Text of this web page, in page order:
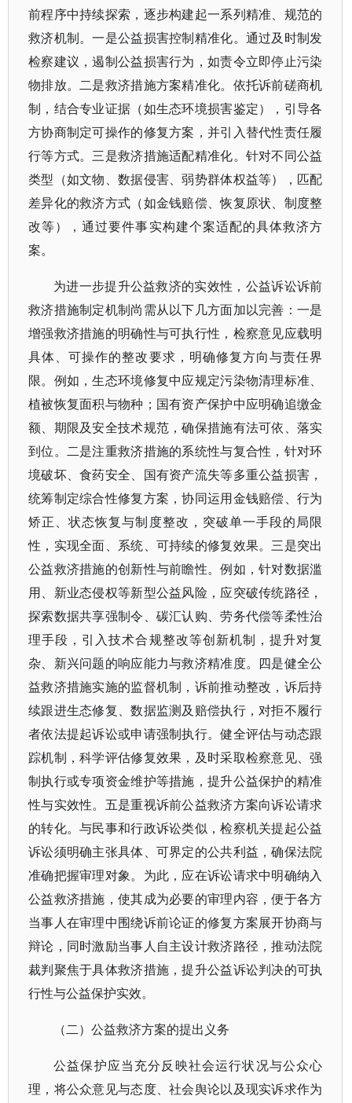
前程序中持续探索，逐步构建起一系列精准、规范的
救济机制。一是公益损害控制精准化。通过及时制发
检察建议，遏制公益损害行为，如责令立即停止污染
物排放。二是救济措施方案精准化。依托诉前磋商机
制，结合专业证据（如生态环境损害鉴定），引导各
方协商制定可操作的修复方案，并引入替代性责任履
行等方式。三是救济措施适配精准化。针对不同公益
类型（如文物、数据侵害、弱势群体权益等），匹配
差异化的救济方式（如金钱赔偿、恢复原状、制度整
改等），通过要件事实构建个案适配的具体救济方
案。
为进一步提升公益救济的实效性，公益诉讼诉前
救济措施制定机制尚需从以下几方面加以完善：一是
增强救济措施的明确性与可执行性，检察意见应载明
具体、可操作的整改要求，明确修复方向与责任界
限。例如，生态环境修复中应规定污染物清理标准、
植被恢复面积与物种；国有资产保护中应明确追缴金
额、期限及安全技术规范，确保措施有法可依、落实
到位。二是注重救济措施的系统性与复合性，针对环
境破坏、食药安全、国有资产流失等多重公益损害，
统筹制定综合性修复方案，协同运用金钱赔偿、行为
矫正、状态恢复与制度整改，突破单一手段的局限
性，实现全面、系统、可持续的修复效果。三是突出
公益救济措施的创新性与前瞻性。例如，针对数据滥
用、新业态侵权等新型公益风险，应突破传统路径，
探索数据共享强制令、碳汇认购、劳务代偿等柔性治
理手段，引入技术合规整改等创新机制，提升对复
杂、新兴问题的响应能力与救济精准度。四是健全公
益救济措施实施的监督机制，诉前推动整改，诉后持
续跟进生态修复、数据监测及赔偿执行，对拒不履行
者依法提起诉讼或申请强制执行。健全评估与动态跟
踪机制，科学评估修复效果，及时采取检察意见、强
制执行或专项资金维护等措施，提升公益保护的精准
性与实效性。五是重视诉前公益救济方案向诉讼请求
的转化。与民事和行政诉讼类似，检察机关提起公益
诉讼须明确主张具体、可界定的公共利益，确保法院
准确把握审理对象。为此，应在诉讼请求中明确纳入
公益救济措施，使其成为必要的审理内容，便于各方
当事人在审理中围绕诉前论证的修复方案展开协商与
辩论，同时激励当事人自主设计救济路径，推动法院
裁判聚焦于具体救济措施，提升公益诉讼判决的可执
行性与公益保护实效。
（二）公益救济方案的提出义务
公益保护应当充分反映社会运行状况与公众心
理，将公众意见与态度、社会舆论以及现实诉求作为